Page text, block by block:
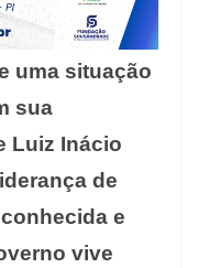
uma situação
sua
Luiz Inácio
de
e
vive